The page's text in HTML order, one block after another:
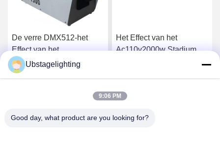
De verre DMX512-het
Effect van het
Controlestadium Machine
van de Machine 50-60m2
Het Effect van het
Ac110v2000w Stadium
Ubstagelighting
9:06 PM
Good day, what product are you looking for?